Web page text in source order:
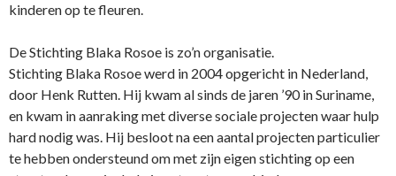
kinderen op te fleuren.
De Stichting Blaka Rosoe is zo’n organisatie.
Stichting Blaka Rosoe werd in 2004 opgericht in Nederland,
door Henk Rutten. Hij kwam al sinds de jaren ’90 in Suriname,
en kwam in aanraking met diverse sociale projecten waar hulp
hard nodig was. Hij besloot na een aantal projecten particulier
te hebben ondersteund om met zijn eigen stichting op een